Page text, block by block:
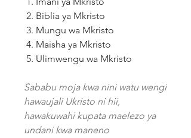
Biblia ya Mkristo
Mungu wa Mkristo
Maisha ya Mkristo
Ulimwengu wa Mkristo
Sababu moja kwa nini watu wengi
hawaujali Ukristo ni hii,
hawakuwahi kupata maelezo ya
undani kwa maneno